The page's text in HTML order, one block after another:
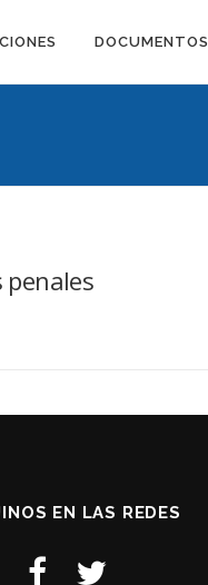
DOCUMENTOS
penales
EN LAS REDES